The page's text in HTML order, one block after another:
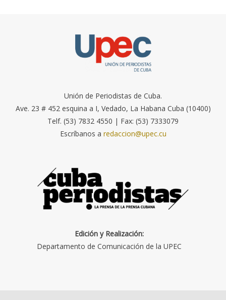
Unión de Periodistas de Cuba.
Ave. 23 # 452 esquina a I, Vedado, La Habana Cuba (10400)
Telf. (53) 7832 4550 | Fax: (53) 7333079
Escríbanos a redaccion@upec.cu
Edición y Realización:
Departamento de Comunicación de la UPEC